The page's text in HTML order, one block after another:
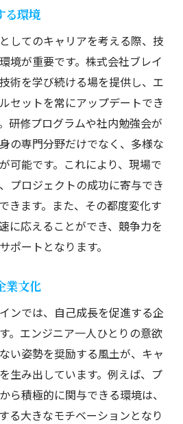
る環境
してのキャリアを考える際、技
境が重要です。株式会社ブレイ
術を学び続ける場を提供し、エ
セットを常にアップデートでき
研修プログラムや社内勉強会が
の専門分野だけでなく、多様な
可能です。これにより、現場で
プロジェクトの成功に寄与でき
きます。また、その都度変化す
に応えることができ、競争力を
ポートとなります。
業文化
ンでは、自己成長を促進する企
。エンジニア一人ひとりの意欲
い姿勢を奨励する風土が、キャ
生み出しています。例えば、プ
ら積極的に関与できる環境は、
る大きなモチベーションとなり